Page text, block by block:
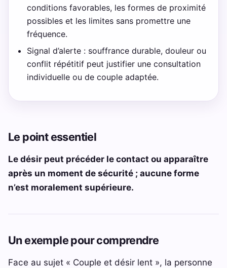
conditions favorables, les formes de proximité
possibles et les limites sans promettre une
fréquence.
Signal d’alerte : souffrance durable, douleur ou
conflit répétitif peut justifier une consultation
individuelle ou de couple adaptée.
Le point essentiel
Le désir peut précéder le contact ou apparaître
après un moment de sécurité ; aucune forme
n’est moralement supérieure.
Un exemple pour comprendre
Face au sujet « Couple et désir lent », la personne